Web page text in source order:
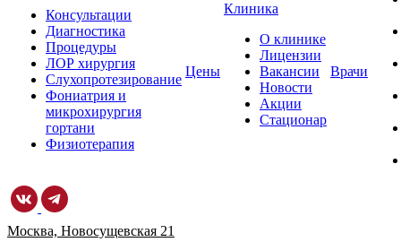
Консультации
Диагностика
Процедуры
ЛОР хирургия
Слухопротезирование
Фониатрия и
микрохирургия
гортани
Физиотерапия
Цены
Клиника
О клинике
Лицензии
Вакансии
Новости
Акции
Стационар
Врачи
Москва, Новосущевская 21